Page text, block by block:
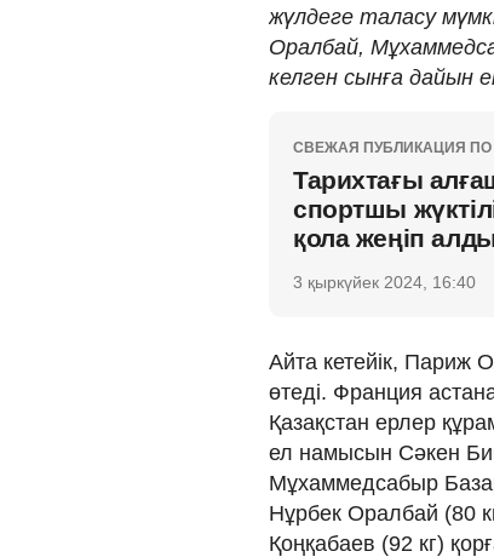
жүлдеге таласу
Оралбай,
келген сынға дайын
СВЕЖАЯ ПУБЛИКАЦИЯ ПО
Тарихтағы
спортшы
қола жеңіп
3 қыркүйек 2024, 16:40
Айта кетейік, Париж
өтеді. Франция
Қазақстан ерлер
ел намысын Сәкен
Мұхаммедсабыр
Нұрбек Оралбай (80
Қоңқабаев (92 кг)